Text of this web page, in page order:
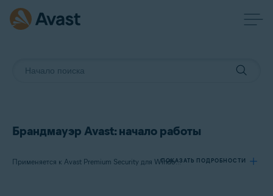
Брандмауэр Avast: начало работы
Применяется к Avast Premium Security для Windows, Avast Free Antivirus для Windows
ПОКАЗАТЬ ПОДРОБНОСТИ